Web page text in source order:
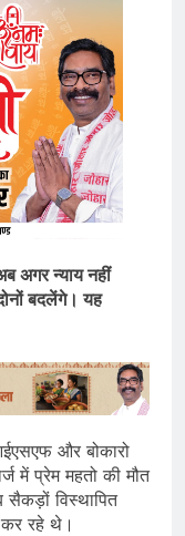
अगर न्याय नहीं
बदलेंगे। यह
और बोकारो
में प्रेम महतो की मौत
विस्थापित
कर रहे थे।